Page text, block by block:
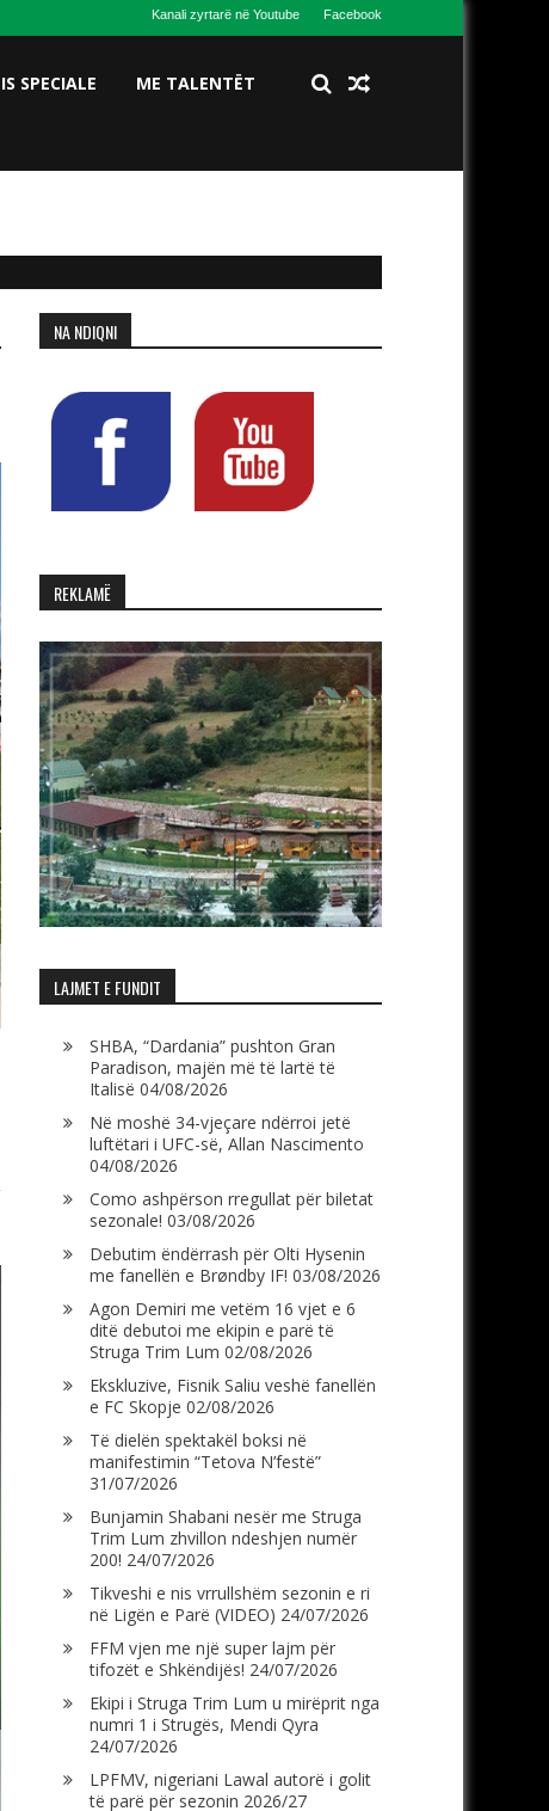
Kanali zyrtarë në Youtube Facebook
IS SPECIALE ME TALENTËT
NA NDIQNI
REKLAMË
LAJMET E FUNDIT
SHBA, “Dardania” pushton Gran
Paradison, majën më të lartë të
Italisë 04/08/2026
Në moshë 34-vjeçare ndërroi jetë
luftëtari i UFC-së, Allan Nascimento
04/08/2026
Como ashpërson rregullat për biletat
sezonale! 03/08/2026
Debutim ëndërrash për Olti Hysenin
me fanellën e Brøndby IF! 03/08/2026
Agon Demiri me vetëm 16 vjet e 6
ditë debutoi me ekipin e parë të
Struga Trim Lum 02/08/2026
Ekskluzive, Fisnik Saliu veshë fanellën
e FC Skopje 02/08/2026
Të dielën spektakël boksi në
manifestimin “Tetova N’festë”
31/07/2026
Bunjamin Shabani nesër me Struga
Trim Lum zhvillon ndeshjen numër
200! 24/07/2026
Tikveshi e nis vrrullshëm sezonin e ri
në Ligën e Parë (VIDEO) 24/07/2026
FFM vjen me një super lajm për
tifozët e Shkëndijës! 24/07/2026
Ekipi i Struga Trim Lum u mirëprit nga
numri 1 i Strugës, Mendi Qyra
24/07/2026
LPFMV, nigeriani Lawal autorë i golit
të parë për sezonin 2026/27